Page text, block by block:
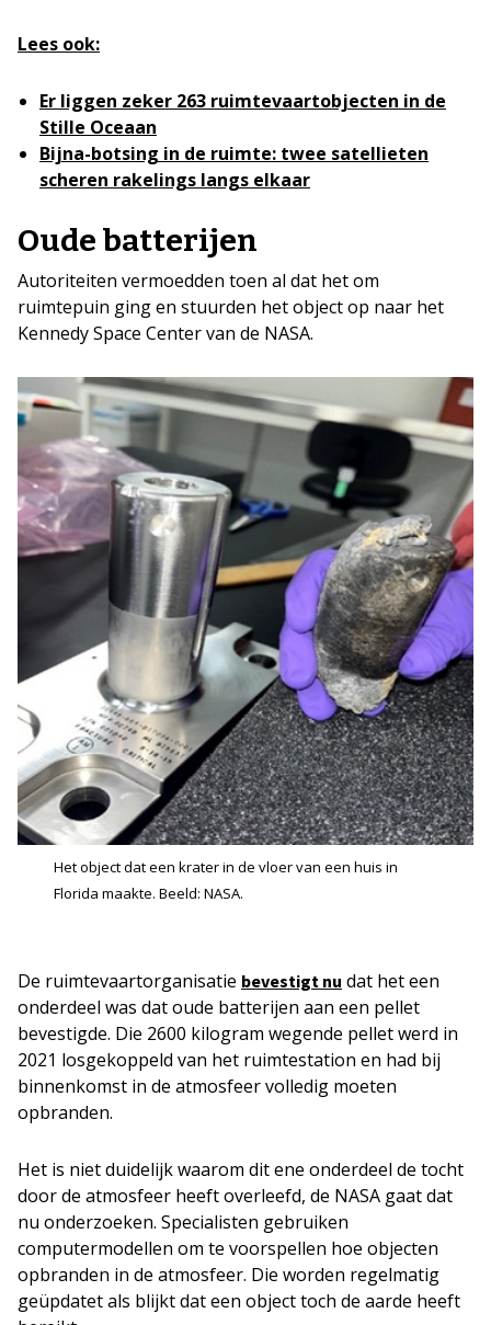
Lees ook:
Er liggen zeker 263 ruimtevaartobjecten in de
Stille Oceaan
Bijna-botsing in de ruimte: twee satellieten
scheren rakelings langs elkaar
Oude batterijen
Autoriteiten vermoedden toen al dat het om
ruimtepuin ging en stuurden het object op naar het
Kennedy Space Center van de NASA.
Het object dat een krater in de vloer van een huis in
Florida maakte. Beeld: NASA.
De ruimtevaartorganisatie bevestigt nu dat het een
onderdeel was dat oude batterijen aan een pellet
bevestigde. Die 2600 kilogram wegende pellet werd in
2021 losgekoppeld van het ruimtestation en had bij
binnenkomst in de atmosfeer volledig moeten
opbranden.
Het is niet duidelijk waarom dit ene onderdeel de tocht
door de atmosfeer heeft overleefd, de NASA gaat dat
nu onderzoeken. Specialisten gebruiken
computermodellen om te voorspellen hoe objecten
opbranden in de atmosfeer. Die worden regelmatig
geüpdatet als blijkt dat een object toch de aarde heeft